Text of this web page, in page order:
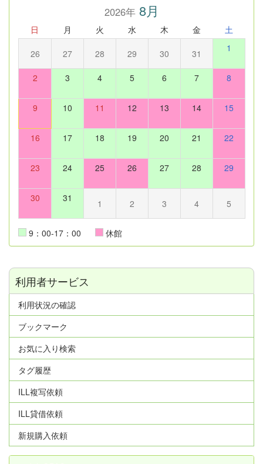
2026年8月
日 月 火 水 木 金 土
26 27 28 29 30 31 1
2 3 4 5 6 7 8
9 10 11 12 13 14 15
16 17 18 19 20 21 22
23 24 25 26 27 28 29
30 31 1 2 3 4 5
9：00-17：00 休館
利用者サービス
利用状況の確認
ブックマーク
お気に入り検索
タグ履歴
ILL複写依頼
ILL貸借依頼
新規購入依頼